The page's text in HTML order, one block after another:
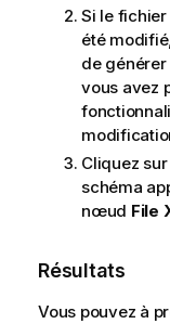
Si le fichier
été
de générer
vous avez
Cliquez sur
schéma
nœud File
Résultats
Vous pouvez à